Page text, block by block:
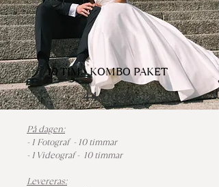
10 TIM - KOMBO PAKET
44.000:-
På dagen:
- 1 Fotograf - 10 timmar
- 1 Videograf - 10 timmar
Levereras: